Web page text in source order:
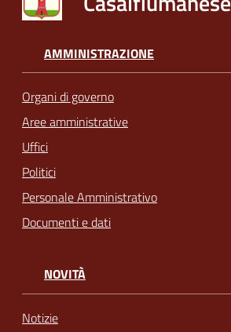
AMMINISTRAZIONE
Organi di governo
Aree amministrative
Uffici
Politici
Personale Amministrativo
Documenti e dati
NOVITÀ
Notizie